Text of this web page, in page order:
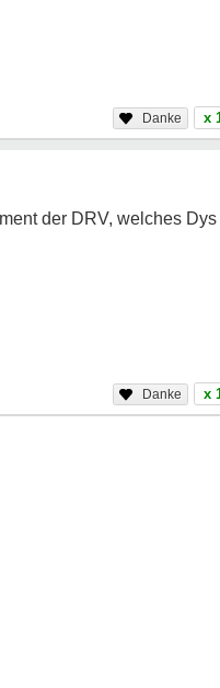
x
der DRV, welches Dys
x